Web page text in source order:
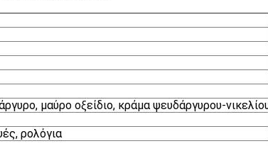
μαύρο οξείδιο, κράμα ψευδάργυρου-
ρολόγια